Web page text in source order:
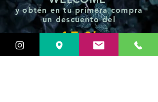
yobtén en tu primera compra
undescuento del
15 %
VER PRODUCTOS